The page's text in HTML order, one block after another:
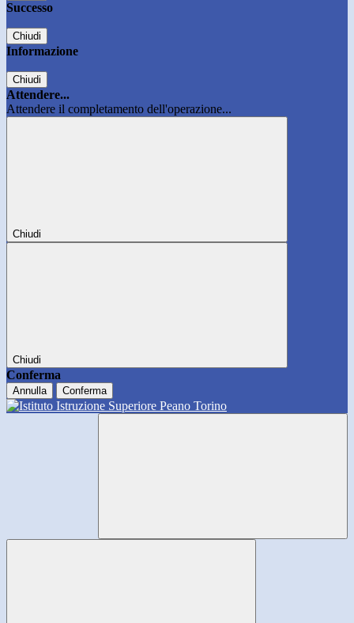
Successo
Chiudi
Informazione
Chiudi
Attendere...
Attendere il completamento dell'operazione...
Chiudi
Chiudi
Conferma
Annulla Conferma